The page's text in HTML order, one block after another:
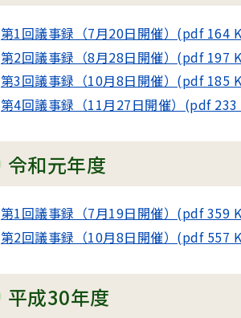
第1回議事録（7月20日開催）(pdf 164
第2回議事録（8月28日開催）(pdf 197
第3回議事録（10月8日開催）(pdf 185
第4回議事録（11月27日開催）(pdf 233
令和元年度
第1回議事録（7月19日開催）(pdf 359
第2回議事録（10月8日開催）(pdf 557
平成30年度